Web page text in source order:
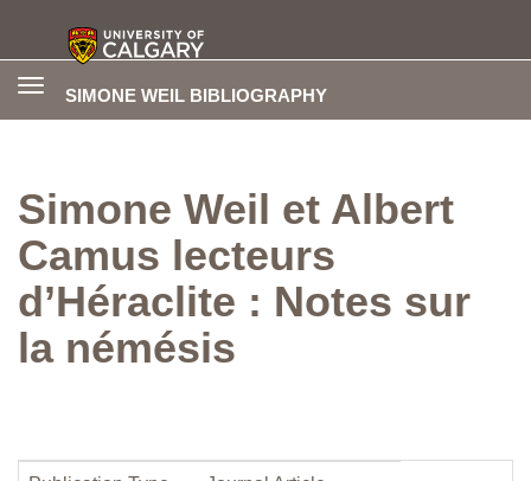
SIMONE WEIL BIBLIOGRAPHY
Toggle
Simone Weil et Albert
Camus lecteurs
d’Héraclite : Notes sur
la némésis